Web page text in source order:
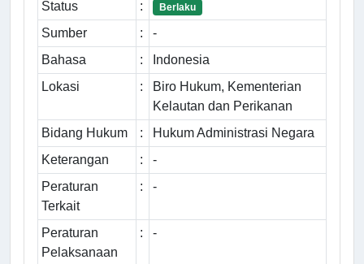
Status : Berlaku
Sumber :
-
Bahasa
:
Indonesia
Lokasi
:
Biro Hukum, Kementerian
Kelautan dan Perikanan
Bidang Hukum
:
Hukum Administrasi Negara
Keterangan
:
-
Peraturan
Terkait
: -
Peraturan
Pelaksanaan
: -